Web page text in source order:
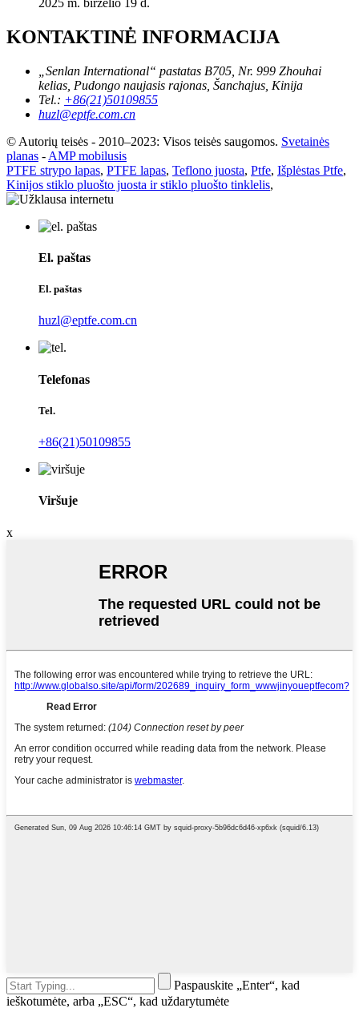
2025 m. birželio 19 d.
KONTAKTINĖ INFORMACIJA
„Senlan International“ pastatas B705, Nr. 999 Zhouhai
kelias, Pudongo naujasis rajonas, Šanchajus, Kinija
Tel.: +86(21)50109855
huzl@eptfe.com.cn
© Autorių teisės - 2010–2023: Visos teisės saugomos. Svetainės
planas - AMP mobilusis
PTFE strypo lapas, PTFE lapas, Teflono juosta, Ptfe, Išplėstas Ptfe,
Kinijos stiklo pluošto juosta ir stiklo pluošto tinklelis,
El. paštas
El. paštas
huzl@eptfe.com.cn
Telefonas
Tel.
+86(21)50109855
Viršuje
x
Paspauskite „Enter“, kad
ieškotumėte, arba „ESC“, kad uždarytumėte